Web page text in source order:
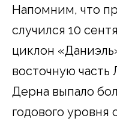
Напомним, что
случился 10
циклон
восточную часть
Дерна выпало
годового уровня